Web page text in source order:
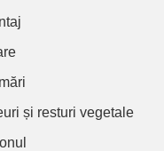
și resturi vegetale